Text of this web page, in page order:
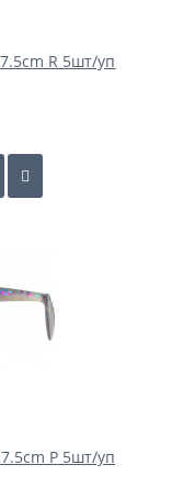
R 5шт/уп
P 5шт/уп